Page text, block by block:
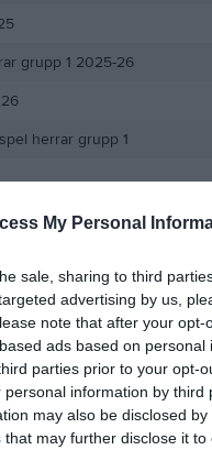
My Personal
sale, sharing to third
advertising by us,
note that after your
ads based on
parties prior to your opt-
information by third
may also be disclosed
that may further disclose it to
grupp 1 2025-26
herrar grupp 1
Mål A Assist GK Gula kort